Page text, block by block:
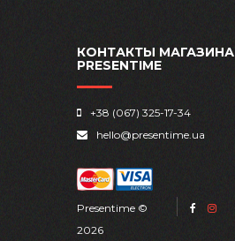
КОНТАКТЫ МАГАЗИНА
PRESENTIME
+38 (067) 325-17-34
hello@presentime.ua
Presentime ©
2026